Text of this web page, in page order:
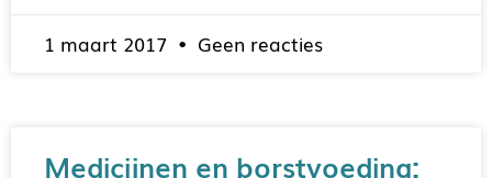
1 maart 2017 Geen reacties
Medicijnen en borstvoeding: